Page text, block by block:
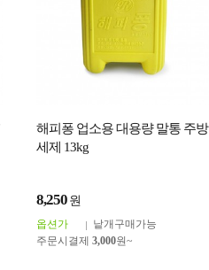
해피퐁 업소용 대용량 말통 주방
세제 13kg
8,250 원
옵션가
낱개구매가능
주문시결제 3,000원~